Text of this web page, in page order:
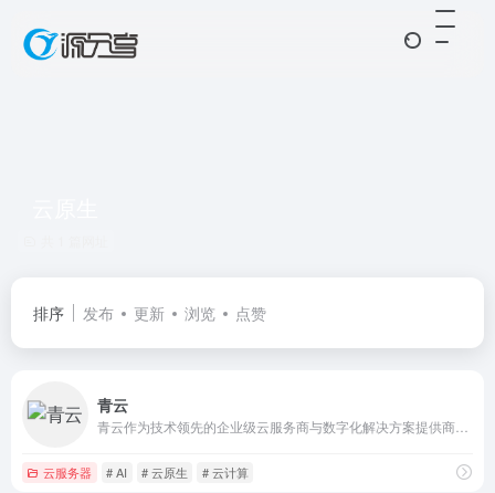
排序 发布 更新 浏览 点赞
青云
云服务器 # AI # 云原生 # 云计算